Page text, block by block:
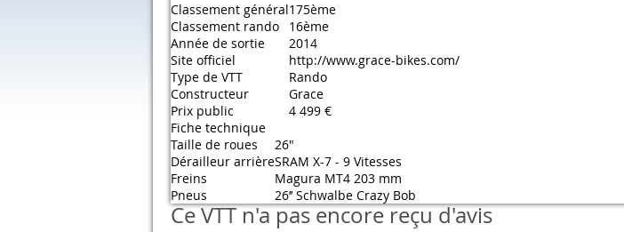
Classement général175ème
Classement rando
16ème
Année de sortie
2014
Site officiel
http://www.grace-bikes.com/
Type de VTT
Rando
Constructeur
Grace
Prix public
4 499 €
Fiche technique
Taille de roues
26"
Dérailleur arrièreSRAM X-7 - 9 Vitesses
Freins
Magura MT4 203 mm
Pneus
26’’ Schwalbe Crazy Bob
Ce VTT n'a pas encore reçu d'avis